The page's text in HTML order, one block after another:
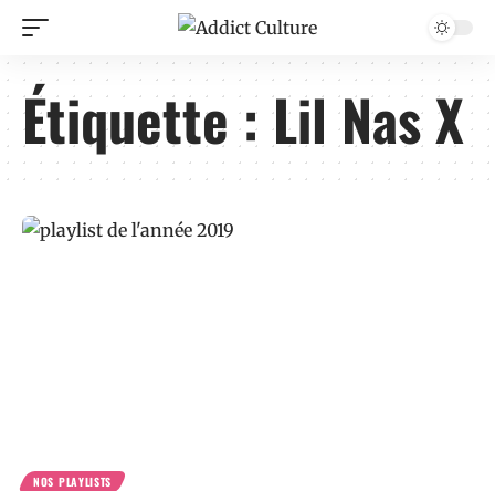
Étiquette :Lil Nas X
NOS PLAYLISTS